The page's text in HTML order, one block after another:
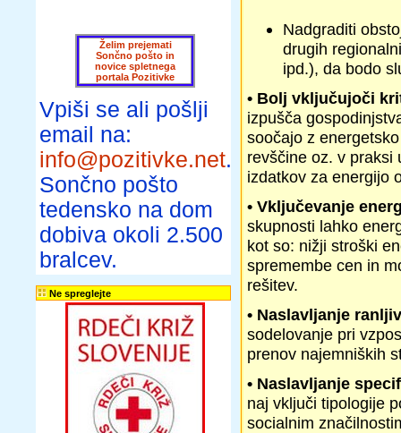
Želim prejemati
Sončno pošto in
novice spletnega
portala Pozitivke
Vpiši se ali pošlji
email na:
info@pozitivke.net.
Sončno pošto
tedensko na dom
dobiva okoli 2.500
bralcev.
Ne spreglejte
Nadgraditi
drugih
ipd.), da bodo
• Bolj vključujoči
izpušča
soočajo z
revščine oz. v praksi
izdatkov za energijo
• Vključevanje
skupnosti lahko
kot so: nižji stroški
spremembe cen in
rešitev.
• Naslavljanje
sodelovanje pri
prenov najemniških
• Naslavljanje
naj vključi tipologije
socialnim